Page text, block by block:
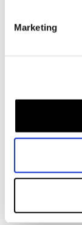
Marketing
Motorkleding
Motorjeans
Motorlaarzen